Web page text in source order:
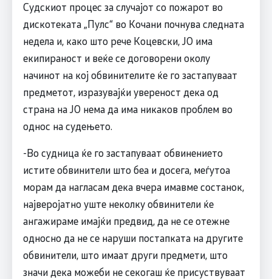
Судскиот процес за случајот со пожарот во
дискотеката „Пулс“ во Кочани почнува следната
недела и, како што рече Коцевски, ЈО има
екипираност и веќе се договорени околу
начинот на кој обвинителите ќе го застапуваат
предметот, изразувајќи увереност дека од
страна на ЈО нема да има никаков проблем во
однос на судењето.
-Во судница ќе го застапуваат обвинението
истите обвинители што беа и досега, меѓутоа
морам да нагласам дека вчера имавме состанок,
најверојатно уште неколку обвинители ќе
ангажираме имајќи предвид, да не се отежне
односно да не се наруши постапката на другите
обвинители, што имаат други предмети, што
значи дека можеби не секогаш ќе присуствуваат